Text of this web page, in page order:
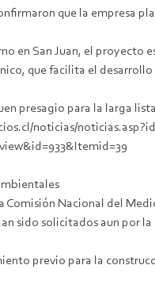
que la empresa
en San Juan, el proyecto
que facilita el
presagio para la larga
noticias/
Comisión Nacional del
sido solicitados aun por la
previo para la